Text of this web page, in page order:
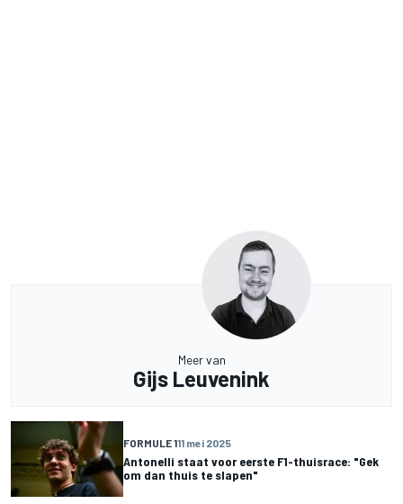
Meer van
Gijs Leuvenink
FORMULE 111 mei 2025
Antonelli staat voor eerste F1-thuisrace: "Gek
om dan thuis te slapen"